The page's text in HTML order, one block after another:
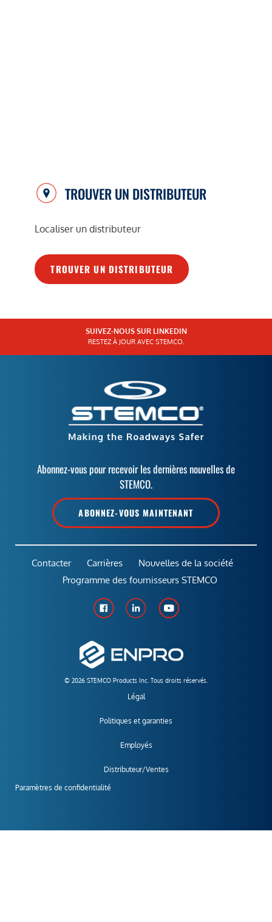
TROUVER UN DISTRIBUTEUR
Localiser un distributeur
TROUVER UN DISTRIBUTEUR
SUIVEZ-NOUS SUR LINKEDIN
RESTEZ À JOUR AVEC STEMCO.
Abonnez-vous pour recevoir les dernières nouvelles de
STEMCO.
ABONNEZ-VOUS MAINTENANT
© 2026 STEMCO Products Inc. Tous droits réservés.
Légal
Politiques et garanties
Employés
Distributeur/Ventes
Paramètres de confidentialité
Contacter Carrières
Nouvelles de la société
Programme des fournisseurs STEMCO